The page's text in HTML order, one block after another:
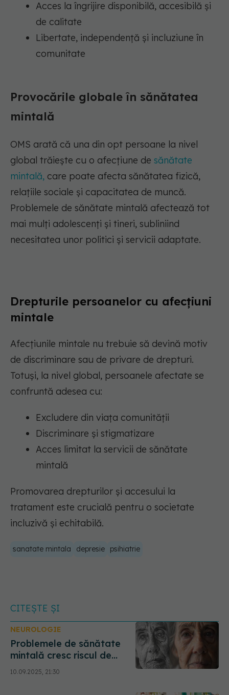
Acces la îngrijire disponibilă, accesibilă și
de calitate
Libertate, independență și incluziune în
comunitate
Provocările globale în sănătatea
mintală
OMS arată că una din opt persoane la nivel
global trăiește cu o afecțiune de sănătate
mintală, care poate afecta sănătatea fizică,
relațiile sociale și capacitatea de muncă.
Problemele de sănătate mintală afectează tot
mai mulți adolescenți și tineri, subliniind
necesitatea unor politici și servicii adaptate.
Drepturile persoanelor cu afecțiuni
mintale
Afecțiunile mintale nu trebuie să devină motiv
de discriminare sau de privare de drepturi.
Totuși, la nivel global, persoanele afectate se
confruntă adesea cu:
Excludere din viața comunității
Discriminare și stigmatizare
Acces limitat la servicii de sănătate
mintală
Promovarea drepturilor și accesului la
tratament este crucială pentru o societate
incluzivă și echitabilă.
sanatate mintala depresie psihiatrie
CITEȘTE ȘI
NEUROLOGIE
Problemele de sănătate
mintală cresc riscul de
demență
10.09.2025, 21:30